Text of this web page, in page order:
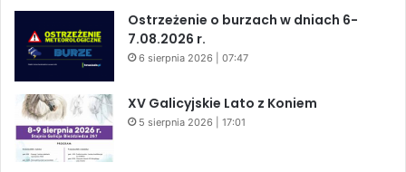
Ostrzeżenie o burzach w dniach 6-
7.08.2026 r.
6 sierpnia 2026 | 07:47
XV Galicyjskie Lato z Koniem
5 sierpnia 2026 | 17:01